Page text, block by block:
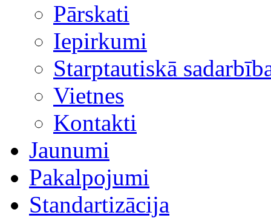
Pārskati
Iepirkumi
Starptautiskā
Vietnes
Kontakti
Jaunumi
Pakalpojumi
Standartizācija